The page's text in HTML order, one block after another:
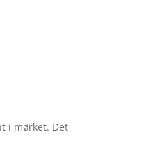
i mørket. Det